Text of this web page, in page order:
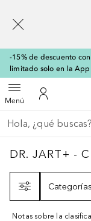
-15% de descuento
limitado solo en la
MenúAbrir menúMi cuenta
Regresar
Ejecutar búsqueda
DR. JART+
DR. JART+ -
Categorías
Notas sobre la